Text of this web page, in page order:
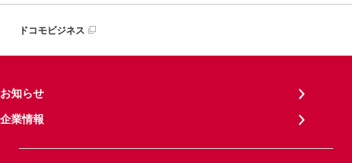
ドコモビジネス
お知らせ
企業情報